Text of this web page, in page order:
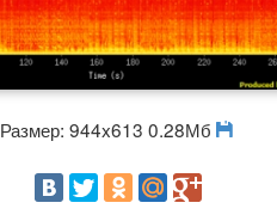
Размер: 944x613 0.28Мб